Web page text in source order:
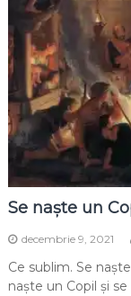
Se naște un
decembrie 9, 2021
Ce sublim. Se
naște un Copil și